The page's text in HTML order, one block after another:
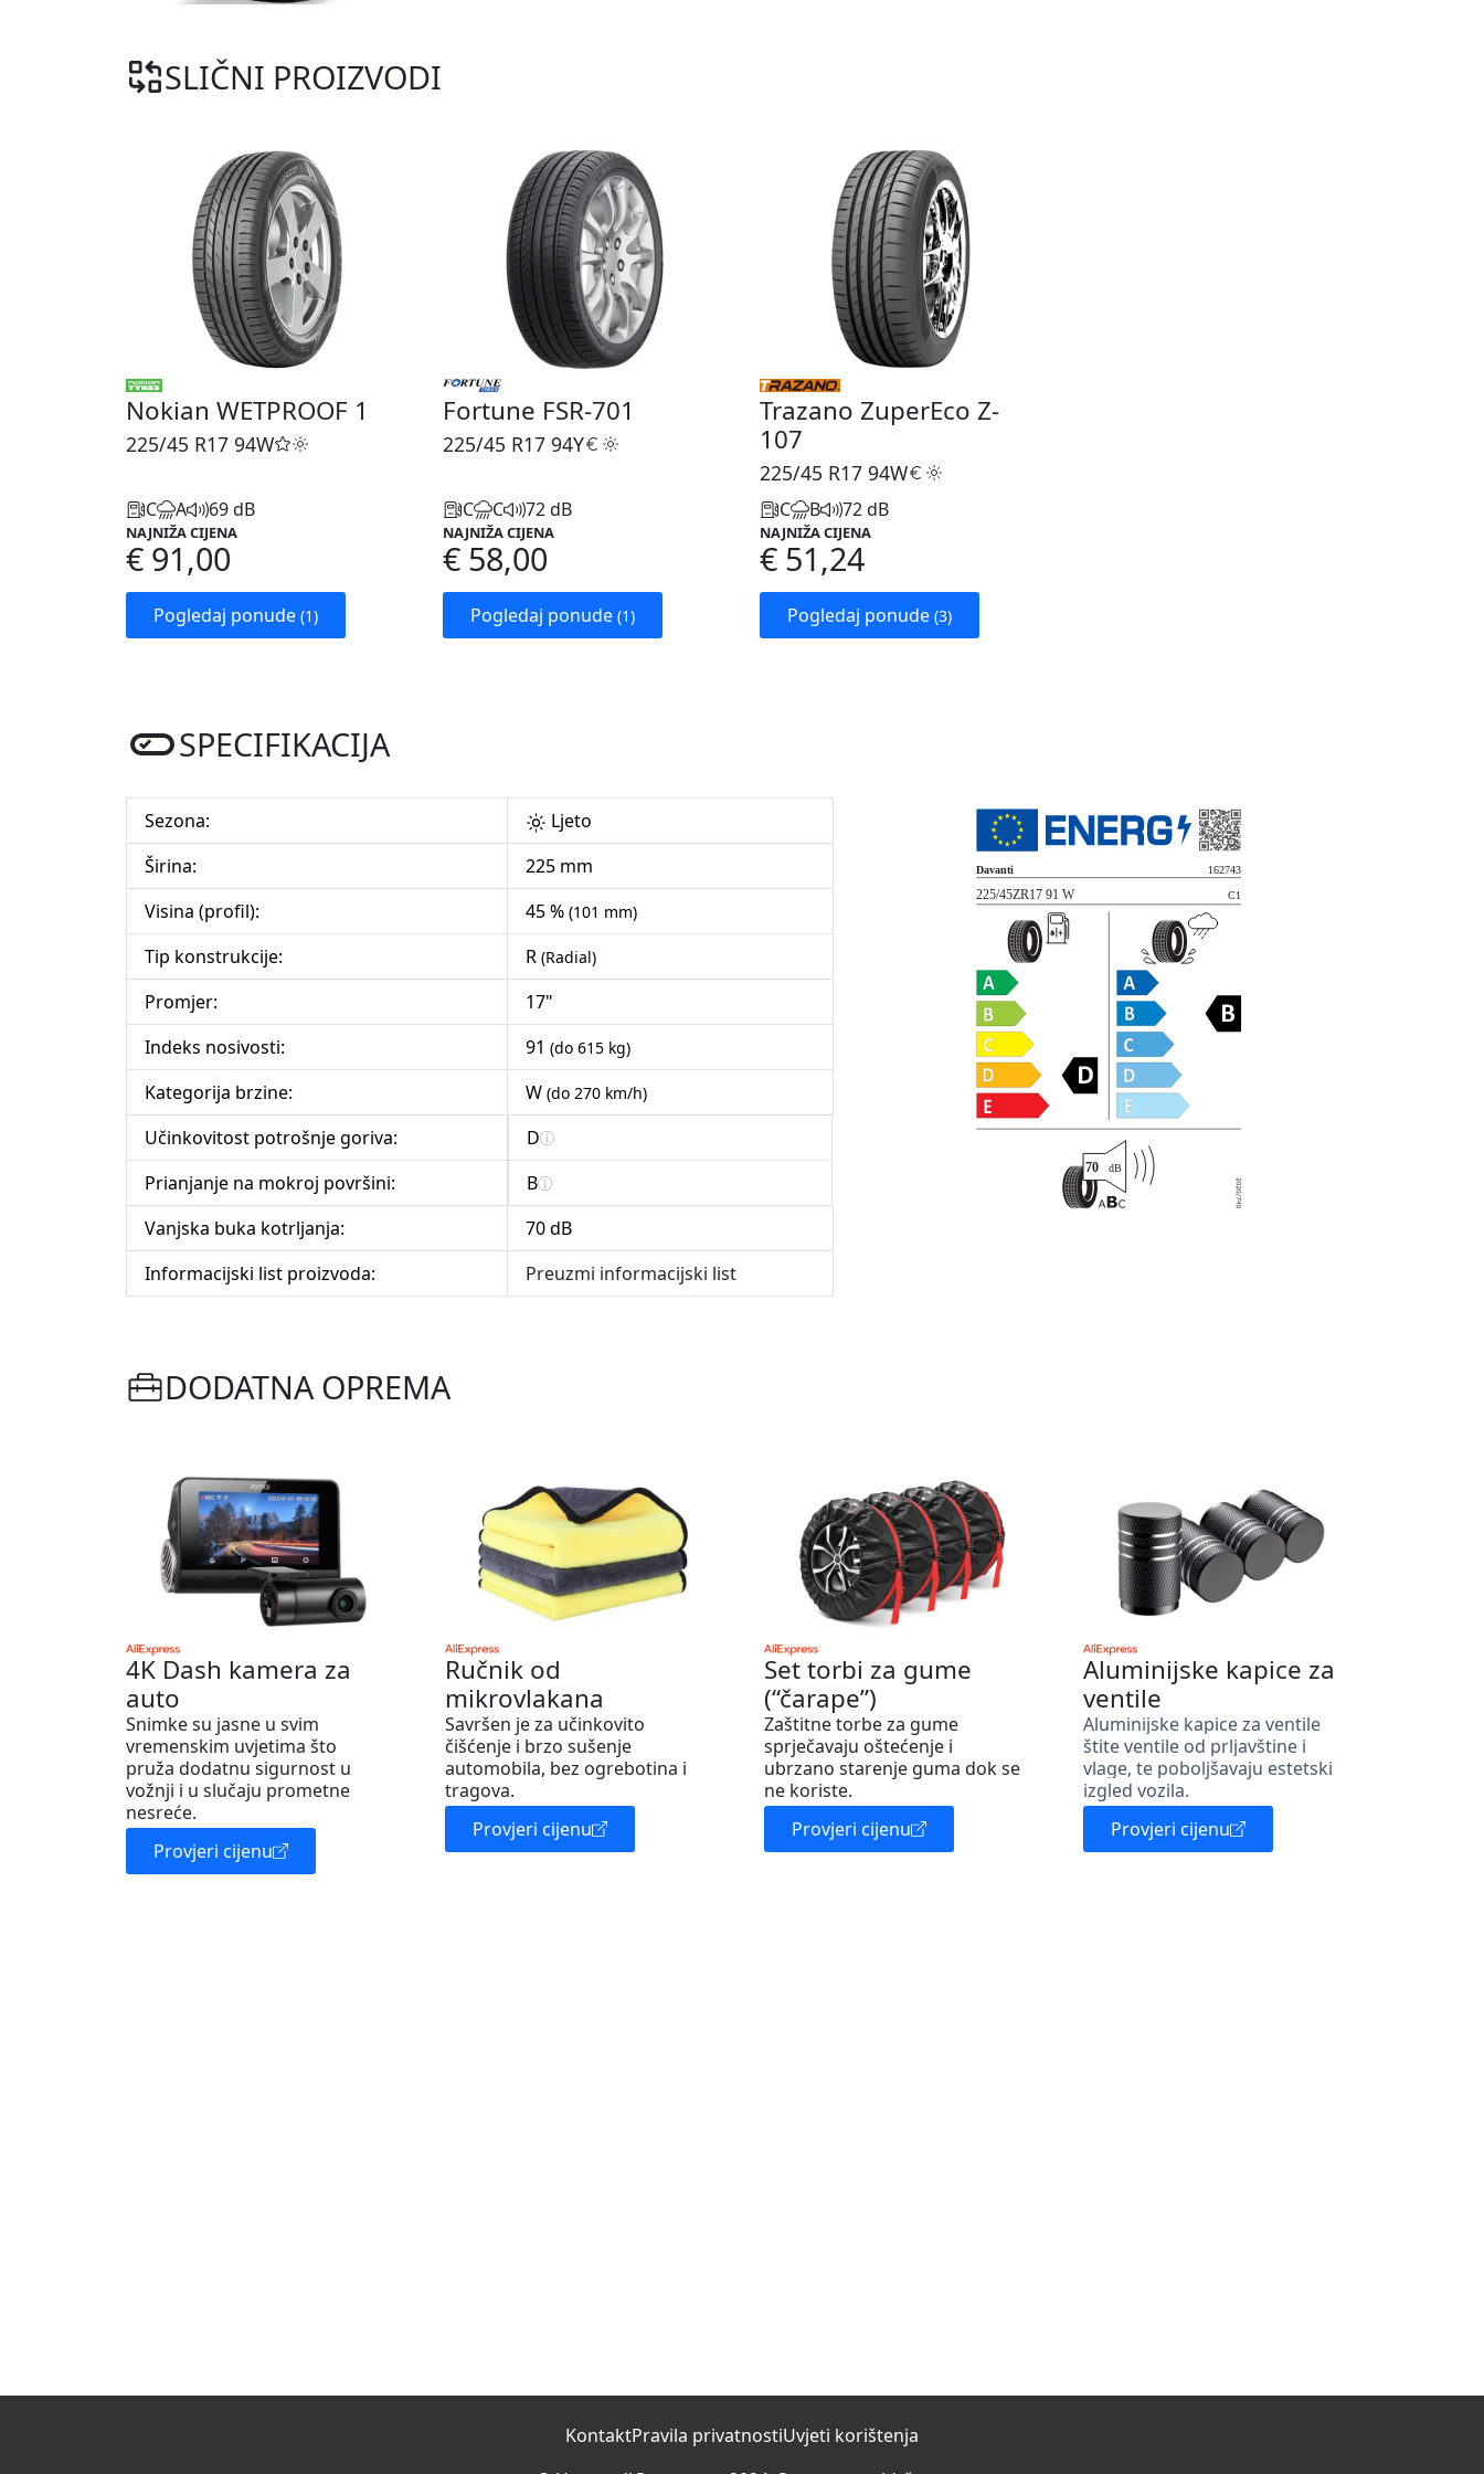
SLIČNI PROIZVODI
Nokian WETPROOF 1
225/45 R17 94W
C A 69 dB
NAJNIŽA CIJENA
€ 91,00
Pogledaj ponude (1)
Fortune FSR-701
225/45 R17 94Y
C C 72 dB
NAJNIŽA CIJENA
€ 58,00
Pogledaj ponude (1)
Trazano ZuperEco Z-
107
225/45 R17 94W
C B 72 dB
NAJNIŽA CIJENA
€ 51,24
Pogledaj ponude (3)
SPECIFIKACIJA
Sezona:
Ljeto
Širina:
225 mm
Visina (profil):
45 % (101 mm)
Tip konstrukcije: R (Radial)
Promjer:
17"
Indeks nosivosti:
91 (do 615 kg)
Kategorija brzine: W (do 270 km/h)
Učinkovitost potrošnje goriva:
D
Prianjanje na mokroj površini:
B
Vanjska buka kotrljanja:
70 dB
Informacijski list proizvoda:
Preuzmi informacijski list
DODATNA OPREMA
4K Dash kamera za
auto
Snimke su jasne u svim
vremenskim uvjetima što
pruža dodatnu sigurnost u
vožnji i u slučaju prometne
nesreće.
Provjeri cijenu
Ručnik od
mikrovlakana
Savršen je za učinkovito
čišćenje i brzo sušenje
automobila, bez ogrebotina i
tragova.
Provjeri cijenu
Set torbi za gume
(“čarape”)
Zaštitne torbe za gume
sprječavaju oštećenje i
ubrzano starenje guma dok se
ne koriste.
Provjeri cijenu
Aluminijske kapice za
ventile
Aluminijske kapice za ventile
štite ventile od prljavštine i
vlage, te poboljšavaju estetski
izgled vozila.
Provjeri cijenu
KontaktPravila privatnostiUvjeti korištenja